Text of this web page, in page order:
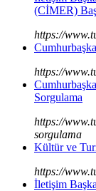
(CİMER)
https://
https://
Sorgulama
https://
sorgulama
Kültür ve
https://
İletişim